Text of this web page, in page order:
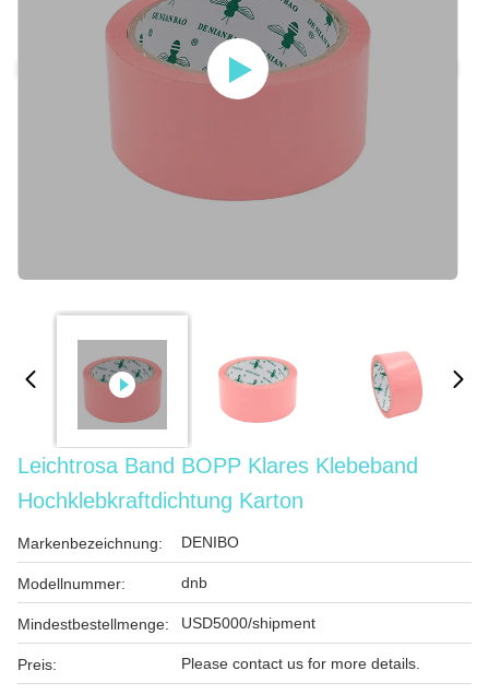
Leichtrosa Band BOPP Klares Klebeband
Hochklebkraftdichtung Karton
Markenbezeichnung: DENIBO
Modellnummer: dnb
Mindestbestellmenge: USD5000/shipment
Preis: Please contact us for more details.